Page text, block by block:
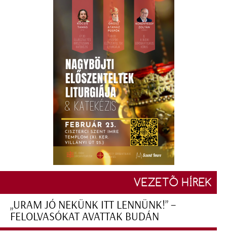
VEZETŐ HÍREK
„URAM JÓ NEKÜNK ITT LENNÜNK!” –
FELOLVASÓKAT AVATTAK BUDÁN